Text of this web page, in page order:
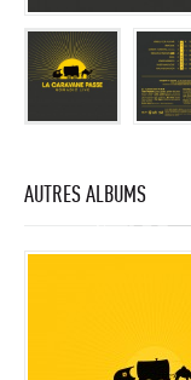
AUTRES ALBUMS